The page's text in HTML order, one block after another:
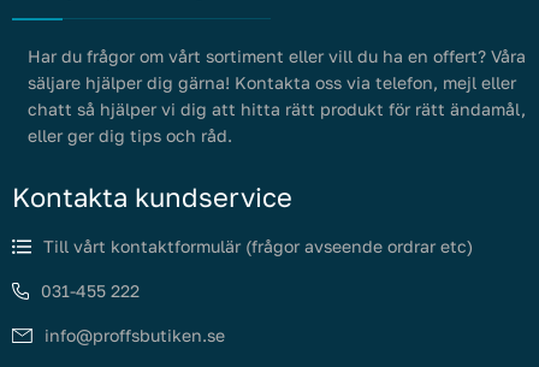
Har du frågor om vårt sortiment eller vill du ha en offert? Våra
säljare hjälper dig gärna! Kontakta oss via telefon, mejl eller
chatt så hjälper vi dig att hitta rätt produkt för rätt ändamål,
eller ger dig tips och råd.
Kontakta kundservice
Till vårt kontaktformulär (frågor avseende ordrar etc)
031-455 222
info@proffsbutiken.se